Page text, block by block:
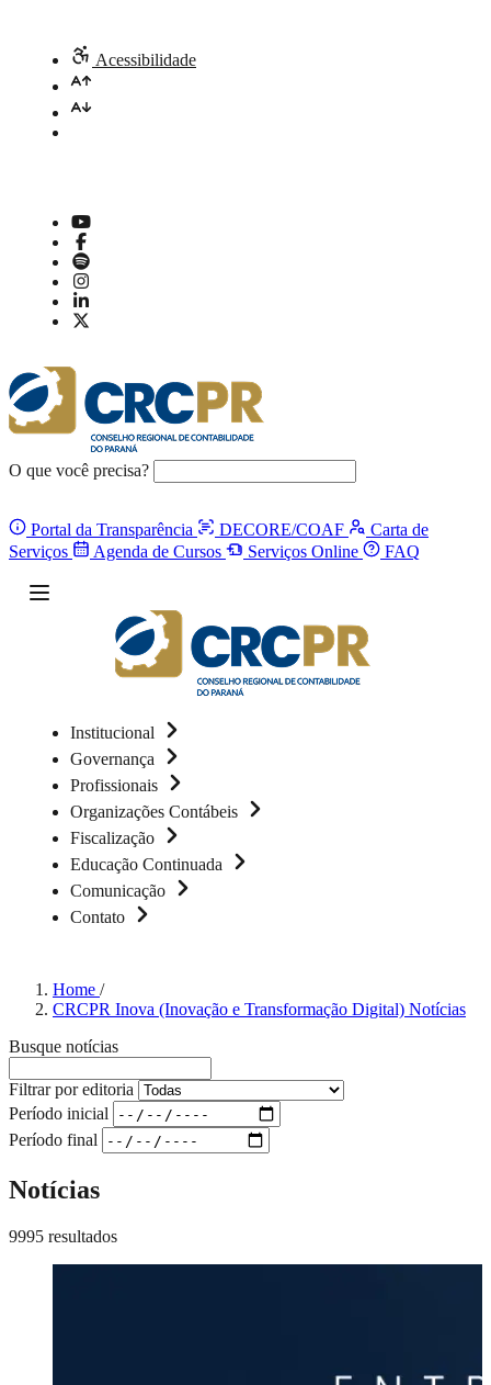
Acessibilidade
O que você precisa?
Portal da Transparência DECORE/COAF
Carta de
Serviços
Agenda de Cursos Serviços Online FAQ
Institucional
Governança
Profissionais
Organizações Contábeis
Fiscalização
Educação Continuada
Comunicação
Contato
Home /
CRCPR Inova (Inovação e Transformação Digital) Notícias
Busque notícias
Filtrar por editoria
Período inicial
Período final
Notícias
9995 resultados